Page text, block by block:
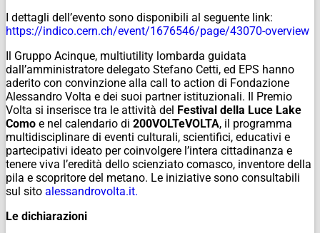
I dettagli dell’evento sono disponibili al seguente link:
https://indico.cern.ch/event/1676546/page/43070-overview
Il Gruppo Acinque, multiutility lombarda guidata
dall’amministratore delegato Stefano Cetti, ed EPS hanno
aderito con convinzione alla call to action di Fondazione
Alessandro Volta e dei suoi partner istituzionali. Il Premio
Volta si inserisce tra le attività del Festival della Luce Lake
Como e nel calendario di 200VOLTeVOLTA, il programma
multidisciplinare di eventi culturali, scientifici, educativi e
partecipativi ideato per coinvolgere l’intera cittadinanza e
tenere viva l’eredità dello scienziato comasco, inventore della
pila e scopritore del metano. Le iniziative sono consultabili
sul sito alessandrovolta.it.
Le dichiarazioni